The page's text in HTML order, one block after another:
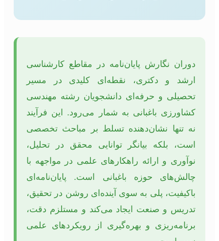
دوران نگارش پایان‌نامه در مقاطع کارشناسی
ارشد و دکتری، نقطه‌ای کلیدی در مسیر
تحصیلی و حرفه‌ای دانشجویان رشته مهندسی
کشاورزی باغبانی به شمار می‌رود. این فرآیند
نه تنها نشان‌دهنده تسلط بر مباحث تخصصی
است، بلکه بیانگر توانایی محقق در تحلیل،
نوآوری و ارائه راهکارهای علمی در مواجهه با
چالش‌های حوزه باغبانی است. پایان‌نامه‌ای
باکیفیت، پلی به سوی آینده‌ای روشن در تحقیق،
تدریس و صنعت ایجاد می‌کند و مستلزم دقت،
برنامه‌ریزی و بهره‌گیری از رویکردهای علمی